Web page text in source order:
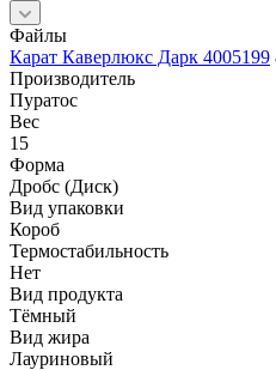
Файлы
Карат Каверлюкс Дарк 4005199
Производитель
Пуратос
Вес
15
Форма
Дробс (Диск)
Вид упаковки
Короб
Термостабильность
Нет
Вид продукта
Тёмный
Вид жира
Лауриновый